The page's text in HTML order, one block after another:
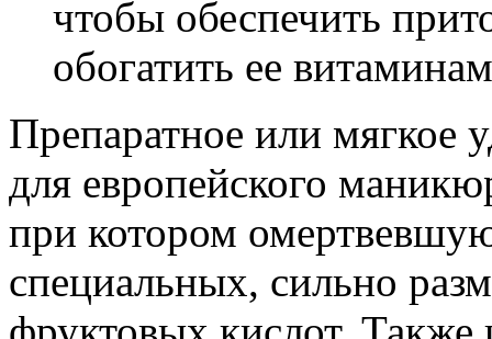
чтобы обеспечить
обогатить ее
Препаратное или мягкое
для европейского
при котором
специальных, сильно